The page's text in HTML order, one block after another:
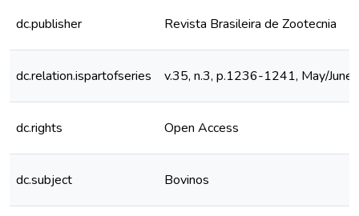
dc.publisher Revista Brasileira de Zootecnia
dc.relation.ispartofseries v.35, n.3, p.1236-1241, May/
dc.rights Open Access
dc.subject Bovinos